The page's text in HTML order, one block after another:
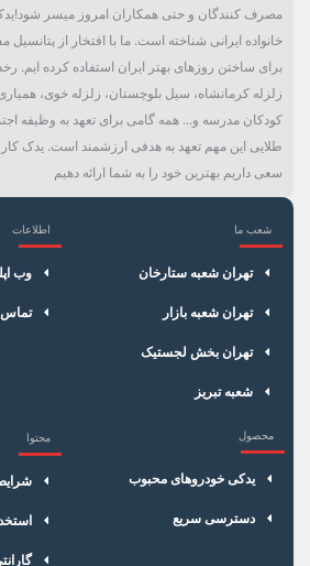
مصرف کنندگان و حتی همکاران امروز میسر
خانواده ایرانی شناخته است. ما با افتخار از
برای ساختن روزهای بهتر ایران استفاده کرده ایم.
زلزله کرمانشاه، سیل بلوچستان، زلزله خوی،
کودکان مدرسه و... همه گامی برای تعهد به وظیفه
طلایی این مهم تعهد به هدفی ارزشمند است. یدک
سعی داریم بهترین خود را به شما ارائه دهیم
شعب ما
تهران شعبه ستارخان
تهران شعبه بازار
تهران بخش لجستیک
شعبه تبریز
اطلاعات
وب
تماس
محصول
یدکی خودروهای محبوب
دسترسی سریع
محتوا
×